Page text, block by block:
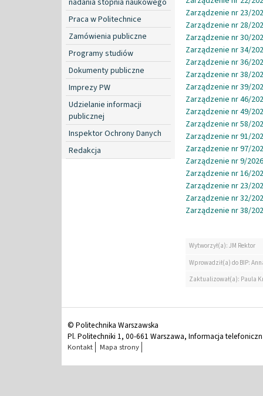
Praca w Politechnice
Zamówienia publiczne
Programy studiów
Dokumenty publiczne
Imprezy PW
Udzielanie informacji
publicznej
Inspektor Ochrony Danych
Redakcja
Zarządzenie nr 23/
Zarządzenie nr 28/
Zarządzenie nr 30/
Zarządzenie nr 34/
Zarządzenie nr 36/
Zarządzenie nr 38/
Zarządzenie nr 39/
Zarządzenie nr 46/
Zarządzenie nr 49/
Zarządzenie nr 58/
Zarządzenie nr 91/
Zarządzenie nr 97/
Zarządzenie nr 9/
Zarządzenie nr 16/
Zarządzenie nr 23/
Zarządzenie nr 32/
Zarządzenie nr 38/
Wytworzył(a): JM Rektor
Wprowadził(a) do BIP:
Zaktualizował(a): Paula
© Politechnika Warszawska
Pl. Politechniki 1, 00-661 Warszawa, Informacja
Kontakt Mapa strony